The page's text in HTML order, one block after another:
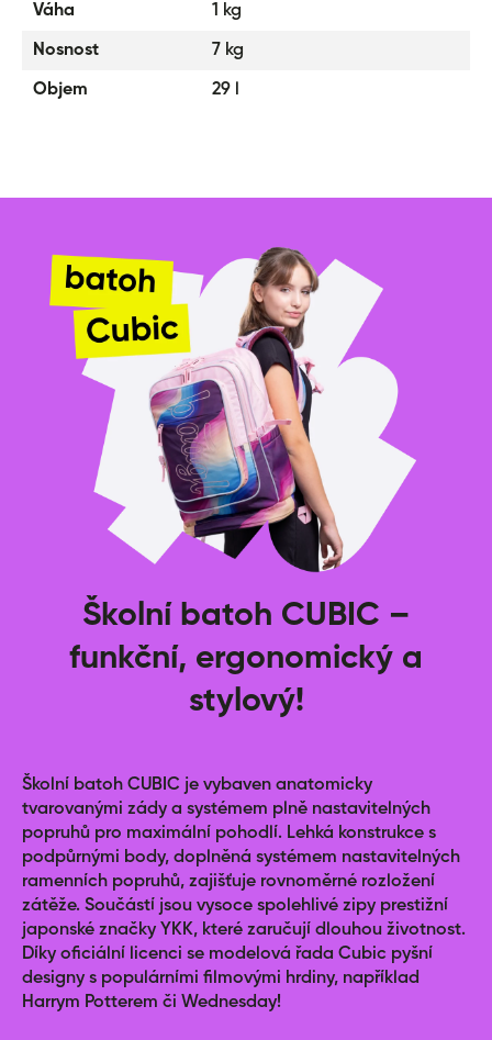
Váha 1 kg
Nosnost 7 kg
Objem 29 l
Školní batoh CUBIC –
funkční, ergonomický a
stylový!
Školní batoh CUBIC je vybaven anatomicky
tvarovanými zády a systémem plně nastavitelných
popruhů pro maximální pohodlí. Lehká konstrukce s
podpůrnými body, doplněná systémem nastavitelných
ramenních popruhů, zajišťuje rovnoměrné rozložení
zátěže. Součástí jsou vysoce spolehlivé zipy prestižní
japonské značky YKK, které zaručují dlouhou životnost.
Díky oficiální licenci se modelová řada Cubic pyšní
designy s populárními filmovými hrdiny, například
Harrym Potterem či Wednesday!